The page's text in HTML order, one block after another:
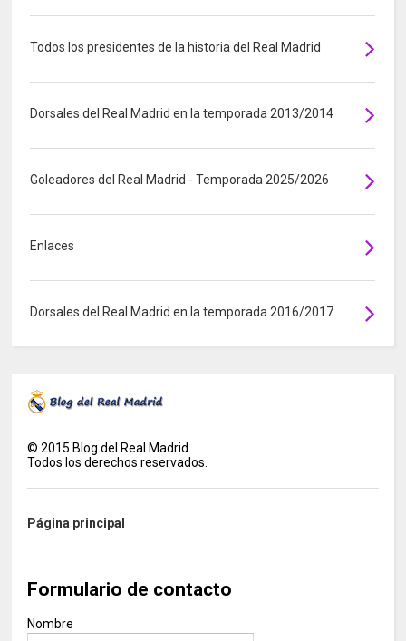
Todos los presidentes de la historia del Real Madrid
Dorsales del Real Madrid en la temporada 2013/2014
Goleadores del Real Madrid - Temporada 2025/2026
Enlaces
Dorsales del Real Madrid en la temporada 2016/2017
©2015 Blog del Real Madrid
Todos los derechos reservados.
Página principal
Formulario de contacto
Nombre